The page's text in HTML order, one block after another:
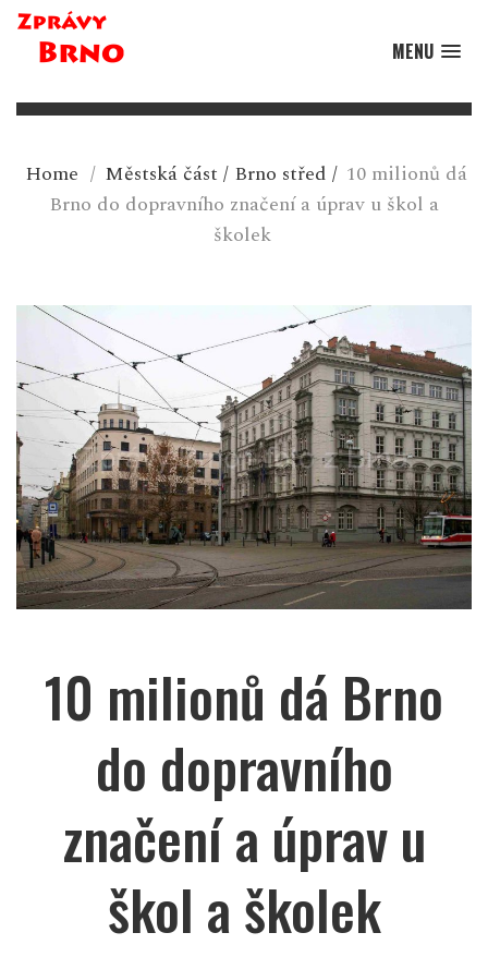
MENU
Home / Městská část / Brno střed / 10 milionů dá
Brno do dopravního značení a úprav u škol a
školek
10 milionů dá Brno
do dopravního
značení a úprav u
škol a školek